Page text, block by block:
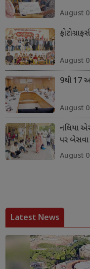
August
August
9થી 17
August
નલિયા
પર
August
Latest News